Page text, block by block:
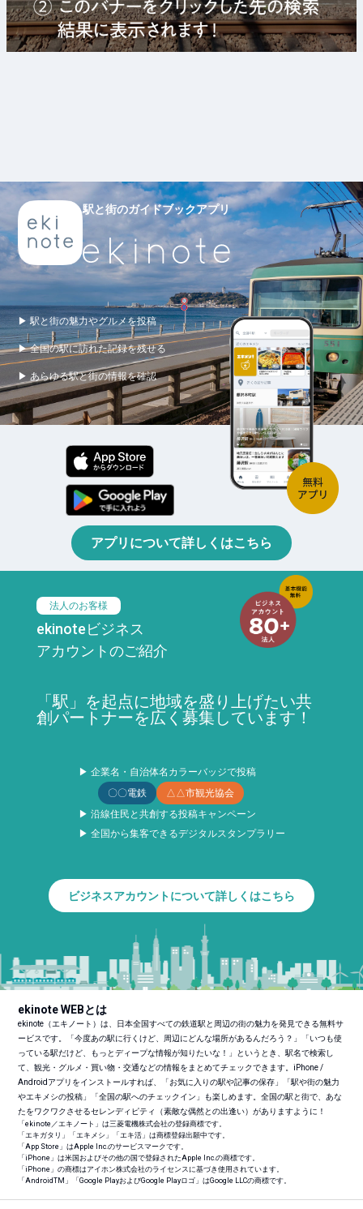
駅と街のガイドブックアプリ
▶ 駅と街の魅力やグルメを投稿
▶ 全国の駅に訪れた記録を残せる
▶ あらゆる駅と街の情報を確認
アプリについて詳しくはこちら
法人のお客様
ekinoteビジネス
アカウントのご紹介
「駅」を起点に地域を盛り上げたい共
創パートナーを広く募集しています！
▶ 企業名・自治体名カラーバッジで投稿
〇〇電鉄
△△市観光協会
▶ 沿線住民と共創する投稿キャンペーン
▶ 全国から集客できるデジタルスタンプラリー
ビジネスアカウントについて詳しくはこちら
ekinote WEBとは
ekinote（エキノート）は、日本全国すべての鉄道駅と周辺の街の魅力を発見できる無料サ
ービスです。「今度あの駅に行くけど、周辺にどんな場所があるんだろう？」「いつも使
っている駅だけど、もっとディープな情報が知りたいな！」というとき、駅名で検索し
て、観光・グルメ・買い物・交通などの情報をまとめてチェックできます。iPhone /
Androidアプリをインストールすれば、「お気に入りの駅や記事の保存」「駅や街の魅力
やエキメシの投稿」「全国の駅へのチェックイン」も楽しめます。全国の駅と街で、あな
たをワクワクさせるセレンディピティ（素敵な偶然との出逢い）がありますように！
「ekinote／エキノート」は三菱電機株式会社の登録商標です。
「エキガタリ」「エキメシ」「エキ活」は商標登録出願中です。
「App Store」はApple Inc.のサービスマークです。
「iPhone」は米国およびその他の国で登録されたApple Inc.の商標です。
「iPhone」の商標はアイホン株式会社のライセンスに基づき使用されています。
「AndroidTM 」「Google PlayおよびGoogle Playロゴ」はGoogle LLCの商標です。